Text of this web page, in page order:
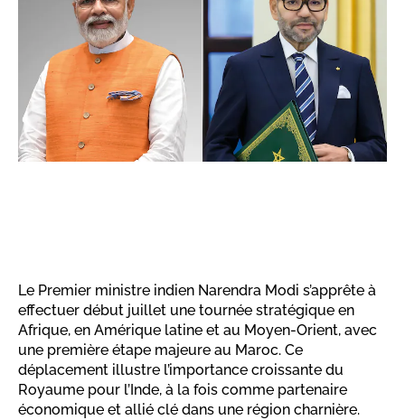
Le Premier ministre indien Narendra Modi s’apprête à
effectuer début juillet une tournée stratégique en
Afrique, en Amérique latine et au Moyen-Orient, avec
une première étape majeure au Maroc. Ce
déplacement illustre l’importance croissante du
Royaume pour l’Inde, à la fois comme partenaire
économique et allié clé dans une région charnière.